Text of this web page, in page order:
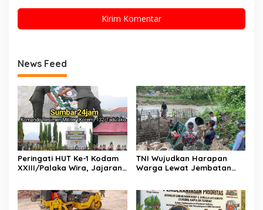
News Feed
Peringati HUT Ke-1 Kodam
XXIII/Palaka Wira, Jajaran
Tatura PALU
TNI Wujudkan Harapan
Warga Lewat Jembatan
Tepian